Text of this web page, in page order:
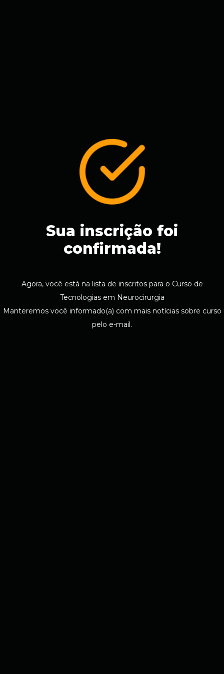
Sua inscrição foi
confirmada!
Agora, você está na lista de inscritos para o Curso de
Tecnologias em Neurocirurgia
Manteremos você informado(a) com mais notícias sobre curso
pelo e-mail.